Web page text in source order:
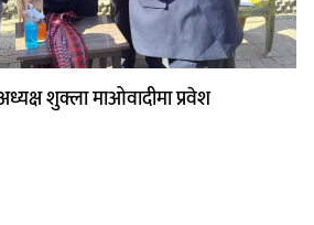
शुक्ला माओवादीमा प्रवेश